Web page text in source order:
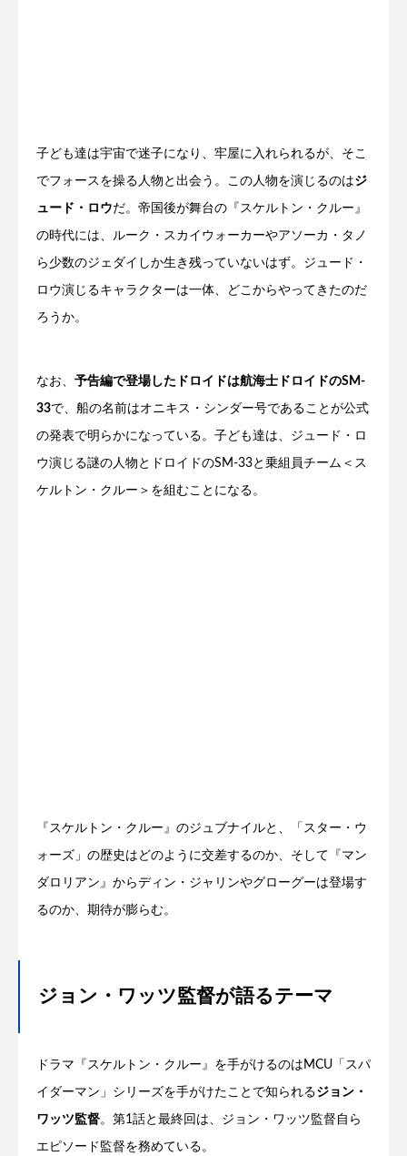
子ども達は宇宙で迷子になり、牢屋に入れられるが、そこ
でフォースを操る人物と出会う。この人物を演じるのはジ
ュード・ロウだ。帝国後が舞台の『スケルトン・クルー』
の時代には、ルーク・スカイウォーカーやアソーカ・タノ
ら少数のジェダイしか生き残っていないはず。ジュード・
ロウ演じるキャラクターは一体、どこからやってきたのだ
ろうか。
なお、 予告編で登場したドロイドは航海士ドロイドのSM-
33で、船の名前はオニキス・シンダー号であることが公式
の発表で明らかになっている。子ども達は、ジュード・ロ
ウ演じる謎の人物とドロイドのSM-33と 乗組員チーム＜ス
ケルトン・クルー＞を組むことになる。
『スケルトン・クルー』のジュブナイルと、「スター・ウ
ォーズ」の歴史はどのように交差するのか、そして『マン
ダロリアン』からディン・ジャリンやグローグーは登場す
るのか、期待が膨らむ。
ジョン・ワッツ監督が語るテーマ
ドラマ『スケルトン・クルー』を手がけるのはMCU「スパ
イダーマン」シリーズを手がけたことで知られるジョン・
ワッツ監督。第1話と最終回は、ジョン・ワッツ監督自ら
エピソード監督を務めている。